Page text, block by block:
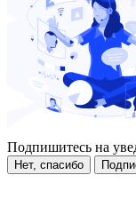
Подпишитесь на
Нет, спасибо